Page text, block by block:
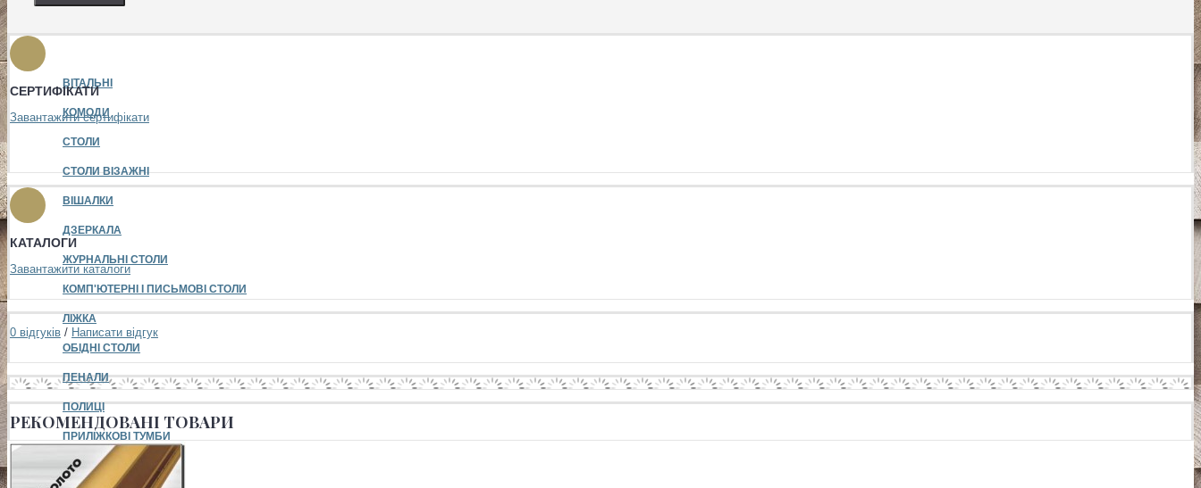
ВІТАЛЬНІ
КОМОДИ
СТОЛИ
СТОЛИ ВІЗАЖНІ
ВІШАЛКИ
ДЗЕРКАЛА
ЖУРНАЛЬНІ СТОЛИ
КОМП'ЮТЕРНІ І ПИСЬМОВІ СТОЛИ
ЛІЖКА
ОБІДНІ СТОЛИ
ПЕНАЛИ
ПОЛИЦІ
ПРИЛІЖКОВІ ТУМБИ
СТЕЛАЖІ
СЕРТИФІКАТИ
Завантажити сертифікати
КАТАЛОГИ
Завантажити каталоги
0 відгуків / Написати відгук
РЕКОМЕНДОВАНІ ТОВАРИ